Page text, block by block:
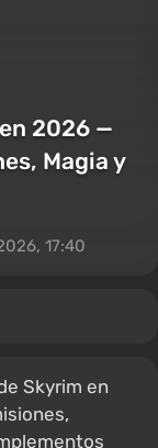
2026 —
Magia y
17:40
Skyrim en